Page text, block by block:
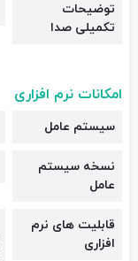
توضیحات
تکمیلی صدا
امکانات نرم افزاری
سیستم عامل
نسخه سیستم
عامل
قابلیت های نرم
افزاری